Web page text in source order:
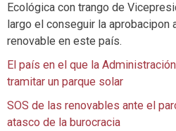
Ecológica con trango de
largo el conseguir la aprobacipon
renovable en este país.
El país en el que la
tramitar un parque solar
SOS de las renovables ante el
atasco de la burocracia